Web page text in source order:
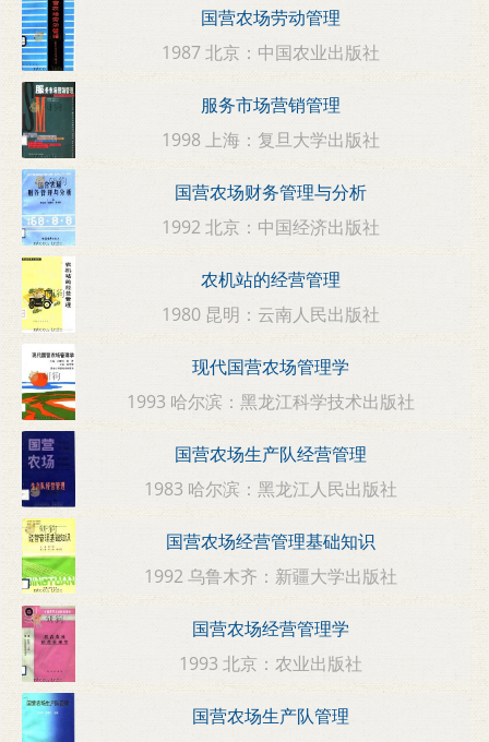
国营农场劳动管理
1987 北京：中国农业出版社
服务市场营销管理
1998 上海：复旦大学出版社
国营农场财务管理与分析
1992 北京：中国经济出版社
农机站的经营管理
1980 昆明：云南人民出版社
现代国营农场管理学
1993 哈尔滨：黑龙江科学技术出版社
国营农场生产队经营管理
1983 哈尔滨：黑龙江人民出版社
国营农场经营管理基础知识
1992 乌鲁木齐：新疆大学出版社
国营农场经营管理学
1993 北京：农业出版社
国营农场生产队管理